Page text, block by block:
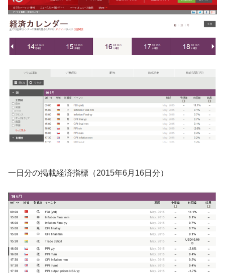
一日分の掲載経済指標（2015年6月16日分）